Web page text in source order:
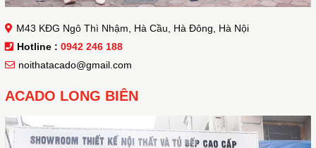
M43 KĐG Ngô Thì Nhậm, Hà Cầu, Hà Đông, Hà Nội
Hotline : 0942 246 188
noithatacado@gmail.com
ACADO LONG BIÊN